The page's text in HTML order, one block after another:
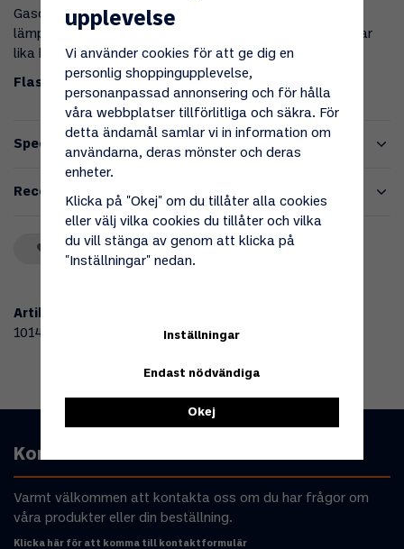
Specifikationer
Recensioner
Gasolflaska tillverkad i aluminium med en låg vikt vilket
lämpar sig bra till husvagnar och husbilar men den passar
lika bra till grillen.
Flaskan levereras utan gasol.
Spara som favorit
Artikelnummer:
101455
Kontakta oss
Varmt välkommen att kontakta oss om du har frågor om
våra produkter eller din beställning.
Klicka här för att komma till kontaktformulär
upplevelse
Vi använder cookies för att ge dig en
personlig shoppingupplevelse,
personanpassad annonsering och för hålla
våra webbplatser tillförlitliga och säkra. För
detta ändamål samlar vi in information om
användarna, deras mönster och deras
enheter.
Klicka på "Okej" om du tillåter alla cookies
eller välj vilka cookies du tillåter och vilka
du vill stänga av genom att klicka på
"Inställningar" nedan.
Inställningar
Endast nödvändiga
Okej